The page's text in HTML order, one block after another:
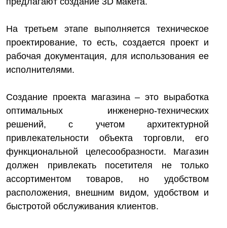
На третьем этапе выполняется техническое
проектирование, то есть, создается проект и
рабочая документация, для использования ее
исполнителями.
Создание проекта магазина – это выработка
оптимальных инженерно-технических
решений, с учетом архитектурной
привлекательности объекта торговли, его
функциональной целесообразности. Магазин
должен привлекать посетителя не только
ассортиментом товаров, но удобством
расположения, внешним видом, удобством и
быстротой обслуживания клиентов.